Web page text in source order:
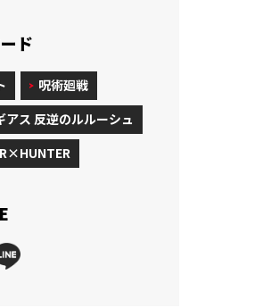
ド
呪術廻戦
アス 反逆のルルーシュ